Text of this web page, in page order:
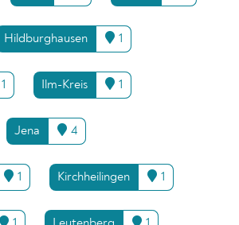
Hildburghausen 1
1 Ilm-Kreis 1
Jena 4
1 Kirchheilingen 1